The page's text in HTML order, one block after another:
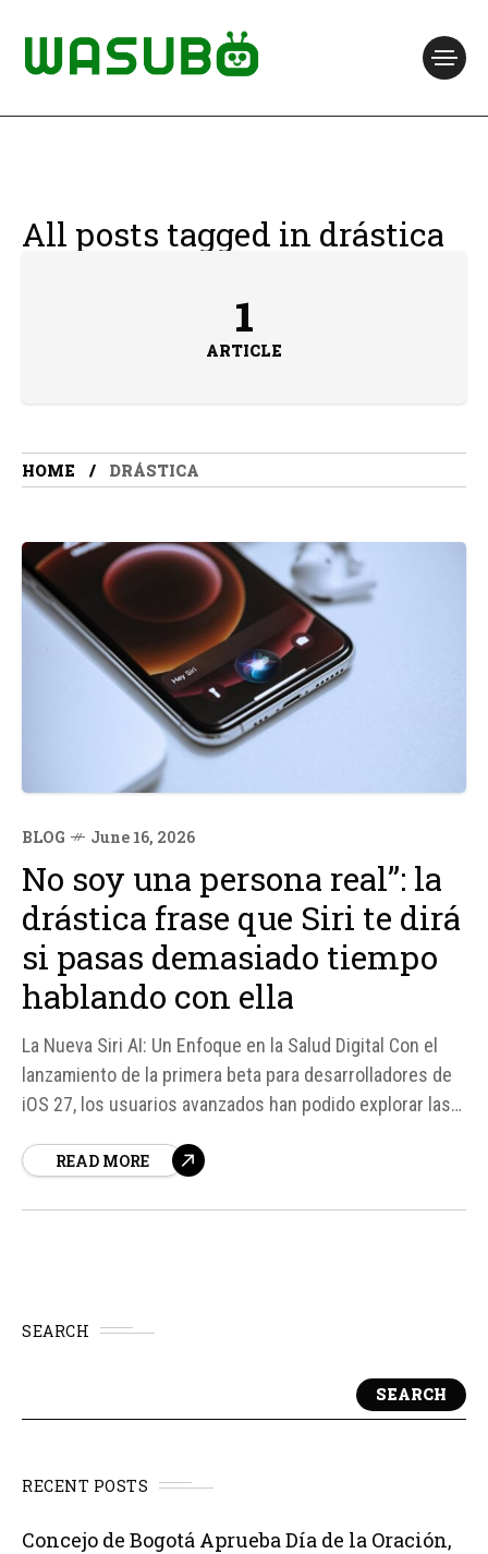
All posts tagged in drástica
1
ARTICLE
HOME DRÁSTICA
BLOG June 16, 2026
No soy una persona real”: la
drástica frase que Siri te dirá
si pasas demasiado tiempo
hablando con ella
La Nueva Siri AI: Un Enfoque en la Salud Digital Con el
lanzamiento de la primera beta para desarrolladores de
iOS 27, los usuarios avanzados han podido explorar las
virtual de Apple. Una de las novedades más interesantes
READ MORE
SEARCH
SEARCH
RECENT POSTS
Concejo de Bogotá Aprueba Día de la Oración,